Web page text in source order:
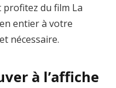
du film La
entier à votre
nécessaire.
à l’affiche